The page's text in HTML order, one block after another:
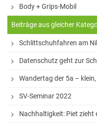
Tag der offenen Tür
Schulfest
White Horse
Kammerchor
Body + Grips-Mobil
Beiträge aus gleicher
Schlittschuhfahren am
Datenschutz geht zur
Wandertag der 5a –
SV-Seminar 2022
Nachhaltigkeit: Piet zieht